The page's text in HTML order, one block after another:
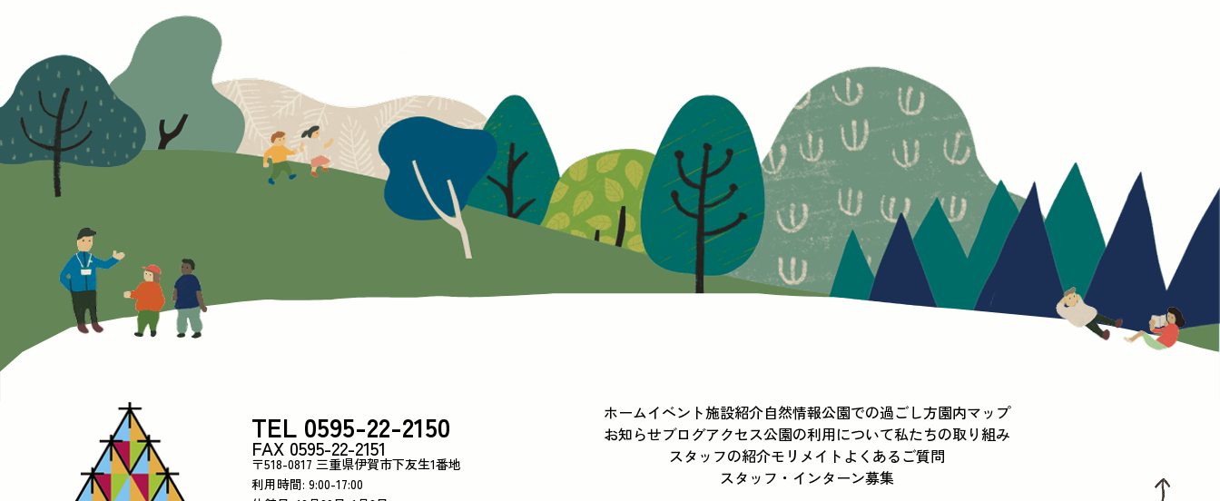
TEL 0595-22-2150
FAX 0595-22-2151
〒518-0817 三重県伊賀市下友生1番地
利用時間: 9:00-17:00
ホームイベント施設紹介自然情報公園での過ごし方園内マップ
お知らせブログアクセス公園の利用について私たちの取り組み
スタッフの紹介モリメイト よくあるご質問
スタッフ・インターン募集